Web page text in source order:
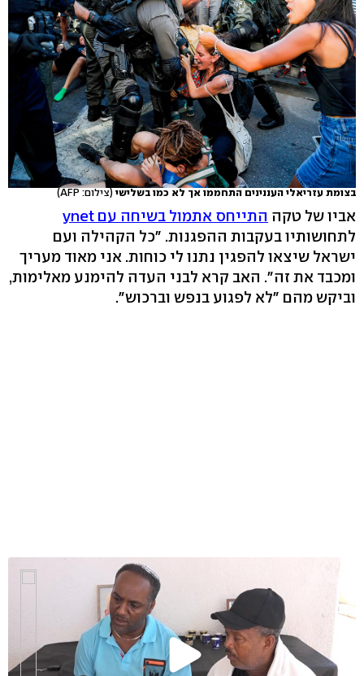
בצומת עזריאלי העננינים התחממו אך לא כמו בשלישי(צילום: AFP)
אביו של טקה התייחס אתמול בשיחה עם ynet
לתחושותיו בעקבות ההפגנות. "כל הקהילה ועם
ישראל שיצאו להפגין נתנו לי כוחות. אני מאוד מעריך
ומכבד את זה". האב קרא לבני העדה להימנע מאלימות,
וביקש מהם "לא לפגוע בנפש וברכוש".